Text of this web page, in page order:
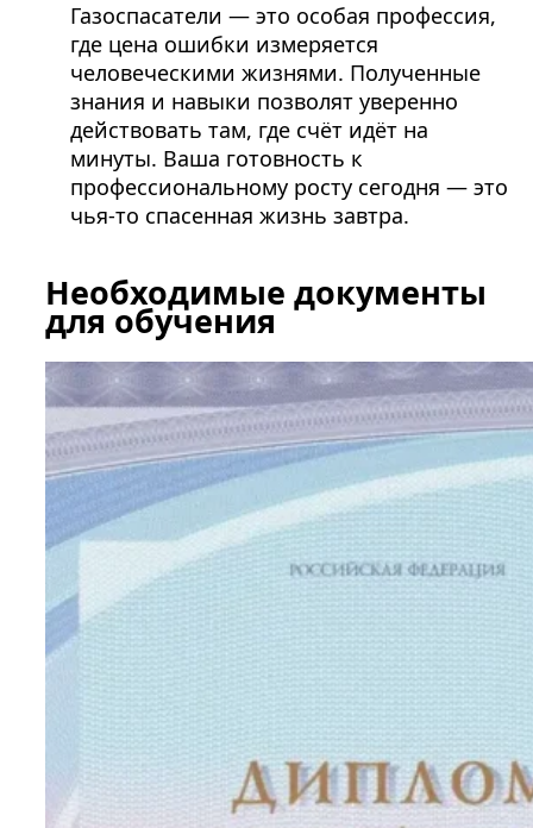
Газоспасатели — это особая профессия,
где цена ошибки измеряется
человеческими жизнями. Полученные
знания и навыки позволят уверенно
действовать там, где счёт идёт на
минуты. Ваша готовность к
профессиональному росту сегодня — это
чья-то спасенная жизнь завтра.
Необходимые документы
для обучения